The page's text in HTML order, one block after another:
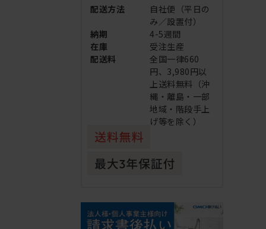
配送方法
自社便（平日の
み／設置付）
納期
4-5週間
在庫
受注生産
配送料
全国一律660
円、3,980円以
上送料無料（沖
縄・離島・一部
地域・階段手上
げ等を除く）